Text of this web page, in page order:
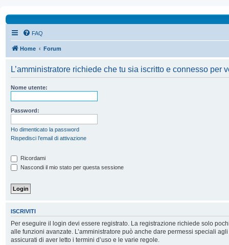
FAQ
Home Forum
L’amministratore richiede che tu sia iscritto e connesso per
Nome utente:
Password:
Ho dimenticato la password
Rispedisci l’email di attivazione
Ricordami
Nascondi il mio stato per questa sessione
ISCRIVITI
Per eseguire il login devi essere registrato. La registrazione richiede solo
alle funzioni avanzate. L’amministratore può anche dare permessi speciali
assicurati di aver letto i termini d’uso e le varie regole.